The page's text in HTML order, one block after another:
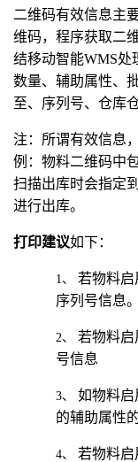
二维码有效信息主
维码，程序获取二
结移动智能WMS处
数量、辅助属性、
至、序列号、仓库仓
注：所谓有效信息
例：物料二维码中
扫描出库时会指定
进行出库。
打印建议如下：
1、 若物料启
序列号信息。
2、 若物料启
号信息
3、 如物料启
的辅助属性
4、 若物料启